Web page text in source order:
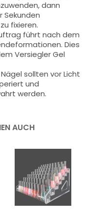
dann
Sekunden
fixieren.
führt nach dem
Dies
Versiegler Gel
sollten vor Licht
und
werden.
AUCH